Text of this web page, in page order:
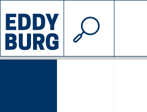
INIZIATIVE
© 2026